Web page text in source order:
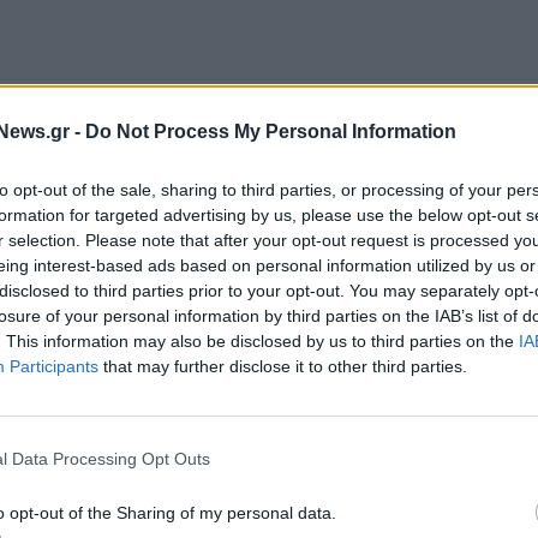
- Do Not Process My Personal Information
opt-out of the sale, sharing to third parties, or processing of your
for targeted advertising by us, please use the below opt-out
selection. Please note that after your opt-out request is processed
interest-based ads based on personal information utilized by us
to third parties prior to your opt-out. You may separately
of your personal information by third parties on the IAB’s list of
This information may also be disclosed by us to third parties on the
Participants that may further disclose it to other third parties.
Data Processing Opt Outs
opt-out of the Sharing of my personal data.
η αβεβαιότητα για ειρηνευτική συμφωνία στη
του Ορμούζ παραμένουν στο επίκεντρο. Τα
σημείωσαν νωρίτερα άνοδο κατά 3,47% στα
για τον πληθωρισμό, που τροφοδοτούνται
νέες πιέσεις στις παγκόσμιες αγορές
ομολόγου αυξήθηκαν κατά περίπου 6 μονάδες
τίτλων ανήλθαν σε υψηλά επίπεδα ρεκόρ.
αυξήθηκε νωρίτερα στο 4,5438%.